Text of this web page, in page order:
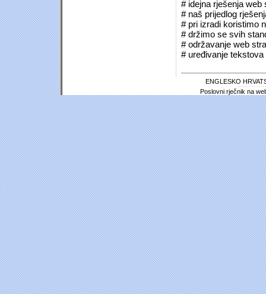
# idejna rješenja web
# naš prijedlog
# pri izradi koristimo
# držimo se svih
# održavanje web
# uređivanje
ENGLESKO
Poslovni rječnik na